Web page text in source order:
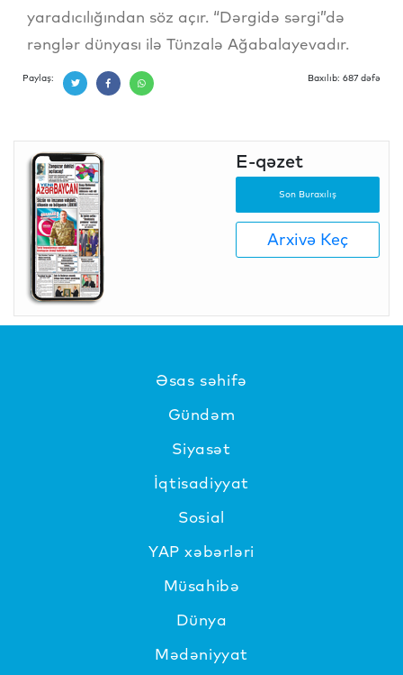
yaradıcılığından söz açır. “Dərgidə sərgi”də
rənglər dünyası ilə Tünzalə Ağabalayevadır.
Paylaş: Baxılıb: 687 dəfə
E-qəzet
Son Buraxılış
Arxivə Keç
Əsas səhifə
Gündəm
Siyasət
İqtisadiyyat
Sosial
YAP xəbərləri
Müsahibə
Dünya
Mədəniyyat